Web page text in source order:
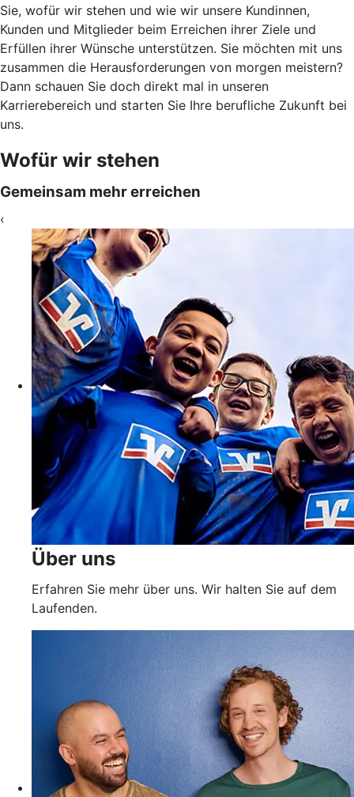
Sie, wofür wir stehen und wie wir unsere Kundinnen,
Kunden und Mitglieder beim Erreichen ihrer Ziele und
Erfüllen ihrer Wünsche unterstützen. Sie möchten mit uns
zusammen die Herausforderungen von morgen meistern?
Dann schauen Sie doch direkt mal in unseren
Karrierebereich und starten Sie Ihre berufliche Zukunft bei
uns.
Wofür wir stehen
Gemeinsam mehr erreichen
‹
Über uns
Erfahren Sie mehr über uns. Wir halten Sie auf dem
Laufenden.